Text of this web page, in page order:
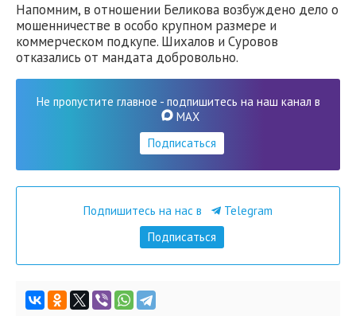
Напомним, в отношении Беликова возбуждено дело о
мошенничестве в особо крупном размере и
коммерческом подкупе. Шихалов и Суровов
отказались от мандата добровольно.
Не пропустите главное - подпишитесь на наш канал в
MAX
Подписаться
Подпишитесь на нас в
Telegram
Подписаться